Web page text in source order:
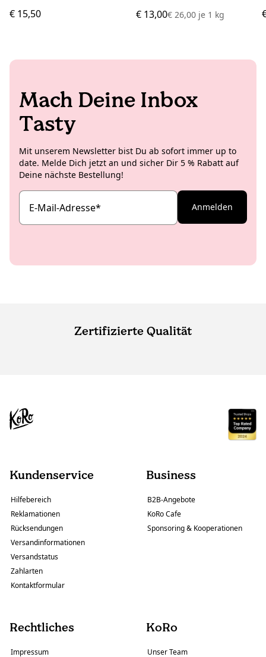
€ 15,50
€ 13,00€ 26,00 je1 kg
Mach Deine Inbox
Tasty
Mit unserem Newsletter bist Du ab sofort immer up to
date. Melde Dich jetzt an und sicher Dir 5 % Rabatt auf
Deine nächste Bestellung!
E-Mail-Adresse* Anmelden
Zertifizierte Qualität
Kundenservice
Hilfebereich
Reklamationen
Rücksendungen
Versandinformationen
Versandstatus
Zahlarten
Kontaktformular
Business
B2B-Angebote
KoRo Cafe
Sponsoring & Kooperationen
Rechtliches
Impressum
KoRo
Unser Team